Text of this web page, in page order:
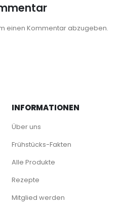
einen Kommentar abzugeben.
INFORMATIONEN
Über uns
Frühstücks-Fakten
Alle Produkte
Rezepte
Mitglied werden